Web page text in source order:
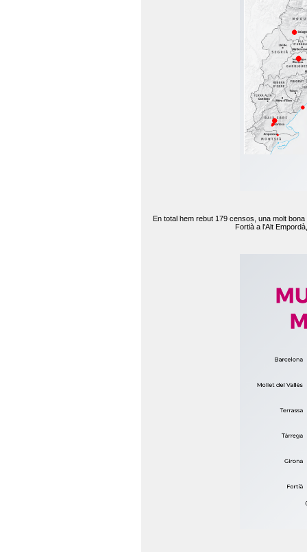
En total hem rebut 179 censos, una molt
Fortià a l'Alt